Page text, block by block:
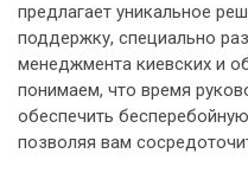
предлагает уникальное
поддержку, специально
менеджмента киевских и
понимаем, что время
обеспечить
позволяя вам